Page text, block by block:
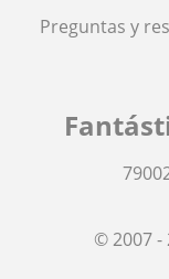
Preguntas y
© 2007 -